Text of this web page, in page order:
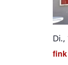
fink